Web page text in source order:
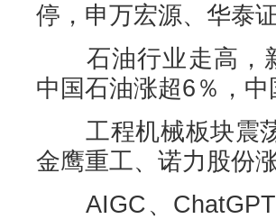
停，申万宏源、华泰
石油行业走高，新
中国石油涨超6％，
工程机械板块震荡
金鹰重工、诺力股份
AIGC、ChatGPT